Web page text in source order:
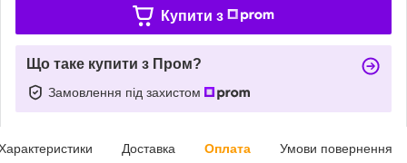
Купити з
Що таке купити з Пром?
Замовлення під захистом
Доставка Оплата Умови повернення